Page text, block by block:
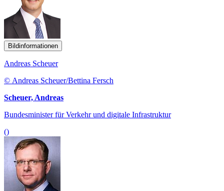
Bildinformationen
Andreas Scheuer
© Andreas Scheuer/Bettina Fersch
Scheuer, Andreas
Bundesminister für Verkehr und digitale Infrastruktur
()